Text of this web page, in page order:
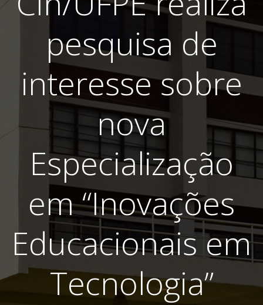
pesquisa de
interesse sobre
nova
Especialização
em “Inovações
Educacionais em
Tecnologia”